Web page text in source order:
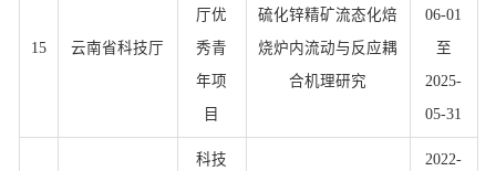
15 云南省科技厅
厅优
秀青
年项
目
硫化锌精矿流态化焙
烧炉内流动与反应耦
合机理研究
06-01
至
2025-
05-31
科技
2022-